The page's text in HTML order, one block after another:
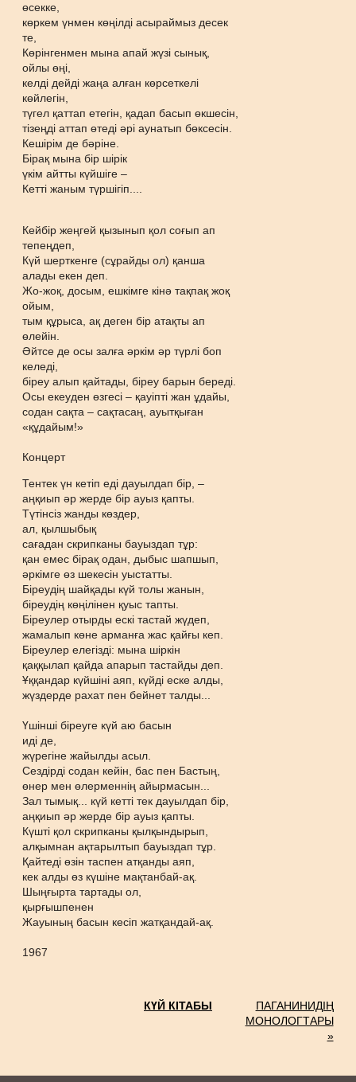
өсекке,
көркем үнмен көңілді асыраймыз десек
те,
Көрінгенмен мына апай жүзі сынық,
ойлы өңі,
келді дейді жаңа алған көрсеткелі
көйлегін,
түгел қаттап етегін, қадап басып өкшесін,
тізеңді аттап өтеді әрі аунатып бөксесін.
Кешірім де бәріне.
Бірақ мына бір шірік
үкім айтты күйшіге –
Кетті жаным түршігіп....
Кейбір жеңгей қызынып қол соғып ап
тепеңдеп,
Күй шерткенге (сұрайды ол) қанша
алады екен деп.
Жо-жоқ, досым, ешкімге кінә тақпақ жоқ
ойым,
тым құрыса, ақ деген бір атақты ап
өлейін.
Әйтсе де осы залға әркім әр түрлі боп
келеді,
біреу алып қайтады, біреу барын береді.
Осы екеуден өзгесі – қауіпті жан ұдайы,
содан сақта – сақтасаң, ауытқыған
«құдайым!»
Концерт
Тентек үн кетіп еді дауылдап бір, –
аңқиып әр жерде бір ауыз қапты.
Түтінсіз жанды көздер,
ал, қылшыбық
сағадан скрипканы бауыздап тұр:
қан емес бірақ одан, дыбыс шапшып,
әркімге өз шекесін уыстатты.
Біреудің шайқады күй толы жанын,
біреудің көңілінен қуыс тапты.
Біреулер отырды ескі тастай жүдеп,
жамалып көне арманға жас қайғы кеп.
Біреулер елегізді: мына шіркін
қаққылап қайда апарып тастайды деп.
Ұққандар күйшіні аяп, күйді еске алды,
жүздерде рахат пен бейнет талды...
Үшінші біреуге күй аю басын
иді де,
жүрегіне жайылды асыл.
Сездірді содан кейін, бас пен Бастың,
өнер мен өлерменнің айырмасын...
Зал тымық... күй кетті тек дауылдап бір,
аңқиып әр жерде бір ауыз қапты.
Күшті қол скрипканы қылқындырып,
алқымнан ақтарылтып бауыздап тұр.
Қайтеді өзін таспен атқанды аяп,
кек алды өз күшіне мақтанбай-ақ.
Шыңғырта тартады ол,
қырғышпенен
Жауының басын кесіп жатқандай-ақ.
1967
КҮЙ КІТАБЫ
ПАГАНИНИДІҢ
МОНОЛОГТАРЫ
»